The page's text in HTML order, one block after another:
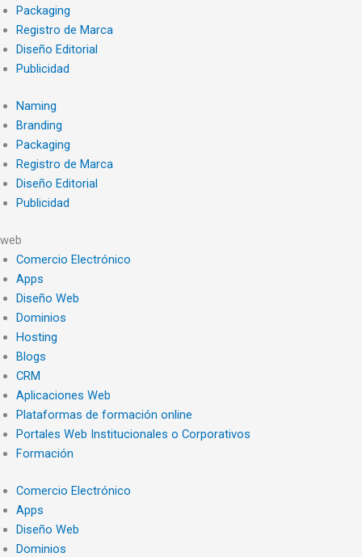
Packaging
Registro de Marca
Diseño Editorial
Publicidad
Naming
Branding
Packaging
Registro de Marca
Diseño Editorial
Publicidad
web
Comercio Electrónico
Apps
Diseño Web
Dominios
Hosting
Blogs
CRM
Aplicaciones Web
Plataformas de formación online
Portales Web Institucionales o Corporativos
Formación
Comercio Electrónico
Apps
Diseño Web
Dominios